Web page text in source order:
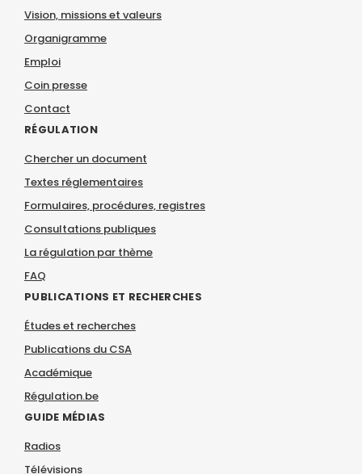
Vision, missions et valeurs
Organigramme
Emploi
Coin presse
Contact
RÉGULATION
Chercher un document
Textes réglementaires
Formulaires, procédures, registres
Consultations publiques
La régulation par thème
FAQ
PUBLICATIONS ET RECHERCHES
Études et recherches
Publications du CSA
Académique
Régulation.be
GUIDE MÉDIAS
Radios
Télévisions